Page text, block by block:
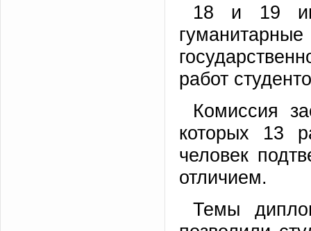
18 и 19
работ
Комиссия
которых 13
человек
отличием.
Темы